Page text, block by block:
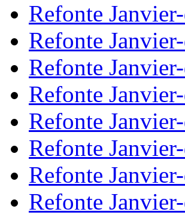
Refonte
Refonte
Refonte
Refonte
Refonte
Refonte
Refonte
Refonte